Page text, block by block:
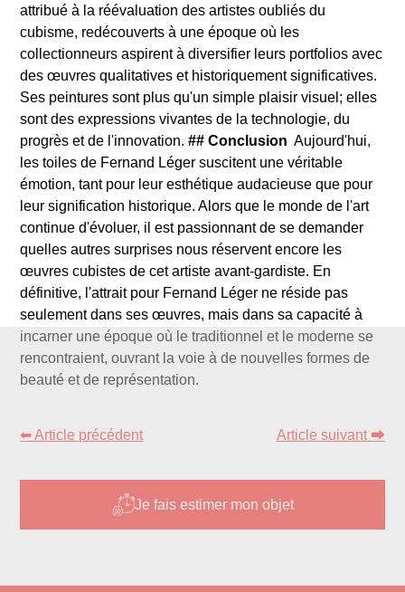
attribué à la réévaluation des artistes oubliés du
cubisme, redécouverts à une époque où les
collectionneurs aspirent à diversifier leurs portfolios avec
des œuvres qualitatives et historiquement significatives.
Ses peintures sont plus qu'un simple plaisir visuel; elles
sont des expressions vivantes de la technologie, du
progrès et de l'innovation.## Conclusion Aujourd'hui,
les toiles de Fernand Léger suscitent une véritable
émotion, tant pour leur esthétique audacieuse que pour
leur signification historique. Alors que le monde de l'art
continue d'évoluer, il est passionnant de se demander
quelles autres surprises nous réservent encore les
œuvres cubistes de cet artiste avant-gardiste. En
définitive, l'attrait pour Fernand Léger ne réside pas
seulement dans ses œuvres, mais dans sa capacité à
incarner une époque où le traditionnel et le moderne se
rencontraient, ouvrant la voie à de nouvelles formes de
beauté et de représentation.
⬅ Article précédent Article suivant ⮕
Je fais estimer mon objet